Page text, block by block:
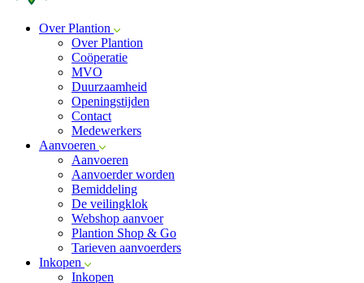
Over Plantion
Over Plantion
Coöperatie
MVO
Duurzaamheid
Openingstijden
Contact
Medewerkers
Aanvoeren
Aanvoeren
Aanvoerder worden
Bemiddeling
De veilingklok
Webshop aanvoer
Plantion Shop & Go
Tarieven aanvoerders
Inkopen
Inkopen